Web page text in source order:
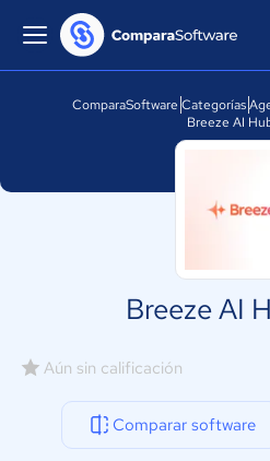
ComparaSoftware Categorías
Breeze AI
Breeze AI
Aún sin calificación
Comparar software